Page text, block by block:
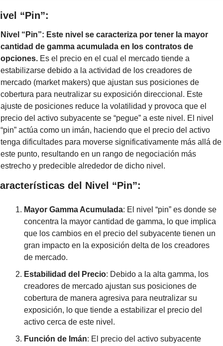
“Pin”:
Nivel “Pin”: Este nivel se caracteriza por tener la mayor
cantidad de gamma acumulada en los contratos de
opciones. Es el precio en el cual el mercado tiende a
estabilizarse debido a la actividad de los creadores de
mercado (market makers) que ajustan sus posiciones de
cobertura para neutralizar su exposición direccional. Este
ajuste de posiciones reduce la volatilidad y provoca que el
precio del activo subyacente se “pegue” a este nivel. El nivel
“pin” actúa como un imán, haciendo que el precio del activo
tenga dificultades para moverse significativamente más allá de
este punto, resultando en un rango de negociación más
estrecho y predecible alrededor de dicho nivel.
del Nivel “Pin”:
Mayor Gamma Acumulada: El nivel “pin” es donde se
concentra la mayor cantidad de gamma, lo que implica
que los cambios en el precio del subyacente tienen un
gran impacto en la exposición delta de los creadores
de mercado.
Estabilidad del Precio: Debido a la alta gamma, los
creadores de mercado ajustan sus posiciones de
cobertura de manera agresiva para neutralizar su
exposición, lo que tiende a estabilizar el precio del
activo cerca de este nivel.
Función de Imán: El precio del activo subyacente